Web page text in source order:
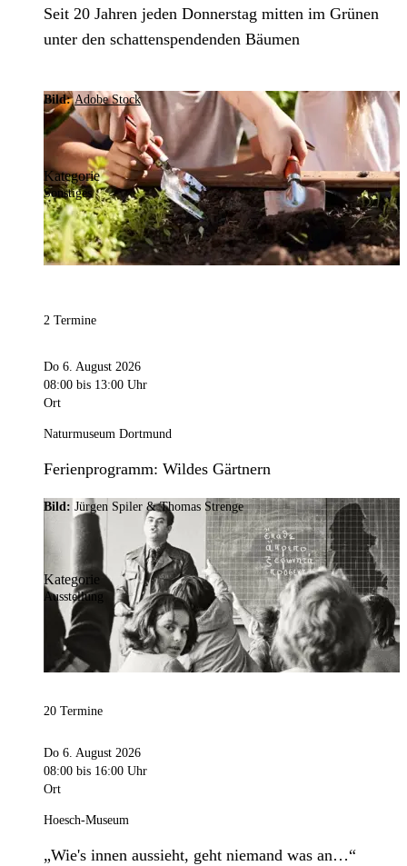
Seit 20 Jahren jeden Donnerstag mitten im Grünen
unter den schattenspendenden Bäumen
Bild:Adobe Stock
Kategorie
Sonstiges
2 Termine
Do 6. August 2026
08:00 bis 13:00 Uhr
Ort
Naturmuseum Dortmund
Ferienprogramm: Wildes Gärtnern
Bild: Jürgen Spiler & Thomas Strenge
Kategorie
Ausstellung
20 Termine
Do 6. August 2026
08:00 bis 16:00 Uhr
Ort
Hoesch-Museum
„Wie's innen aussieht, geht niemand was an…“